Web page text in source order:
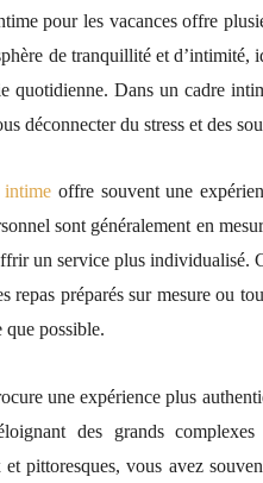
pour les vacances offre
de tranquillité et d’intimité,
quotidienne. Dans un cadre
déconnecter du stress et des
intime offre souvent une
sont généralement en
un service plus individualisé.
repas préparés sur mesure ou
que possible.
une expérience plus
des grands
et pittoresques, vous avez